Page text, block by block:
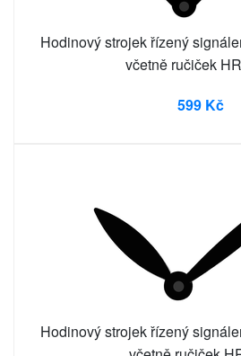
Hodinový strojek řízený
včetně ručiček
599 Kč
Hodinový strojek řízený